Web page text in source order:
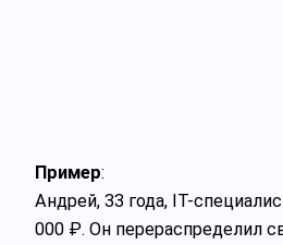
Пример:
Андрей, 33 года, IT-
000 ₽. Он перераспределил